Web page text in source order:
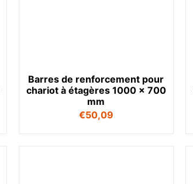
Barres de renforcement pour
chariot à étagères 1000 x 700
mm
€50,09